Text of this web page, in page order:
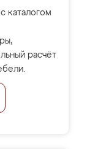
каталогом
расчёт